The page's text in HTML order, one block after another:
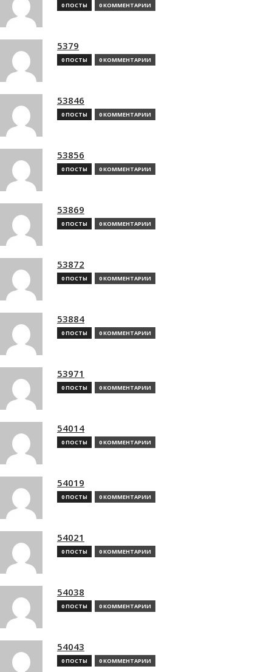
0 ПОСТЫ 0 КОММЕНТАРИИ
5379
0 ПОСТЫ 0 КОММЕНТАРИИ
53846
0 ПОСТЫ 0 КОММЕНТАРИИ
53856
0 ПОСТЫ 0 КОММЕНТАРИИ
53869
0 ПОСТЫ 0 КОММЕНТАРИИ
53872
0 ПОСТЫ 0 КОММЕНТАРИИ
53884
0 ПОСТЫ 0 КОММЕНТАРИИ
53971
0 ПОСТЫ 0 КОММЕНТАРИИ
54014
0 ПОСТЫ 0 КОММЕНТАРИИ
54019
0 ПОСТЫ 0 КОММЕНТАРИИ
54021
0 ПОСТЫ 0 КОММЕНТАРИИ
54038
0 ПОСТЫ 0 КОММЕНТАРИИ
54043
0 ПОСТЫ 0 КОММЕНТАРИИ